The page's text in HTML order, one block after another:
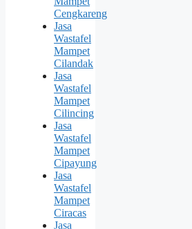
Cengkareng
Jasa
Wastafel
Mampet
Cilandak
Jasa
Wastafel
Mampet
Cilincing
Jasa
Wastafel
Mampet
Cipayung
Jasa
Wastafel
Mampet
Ciracas
Jasa